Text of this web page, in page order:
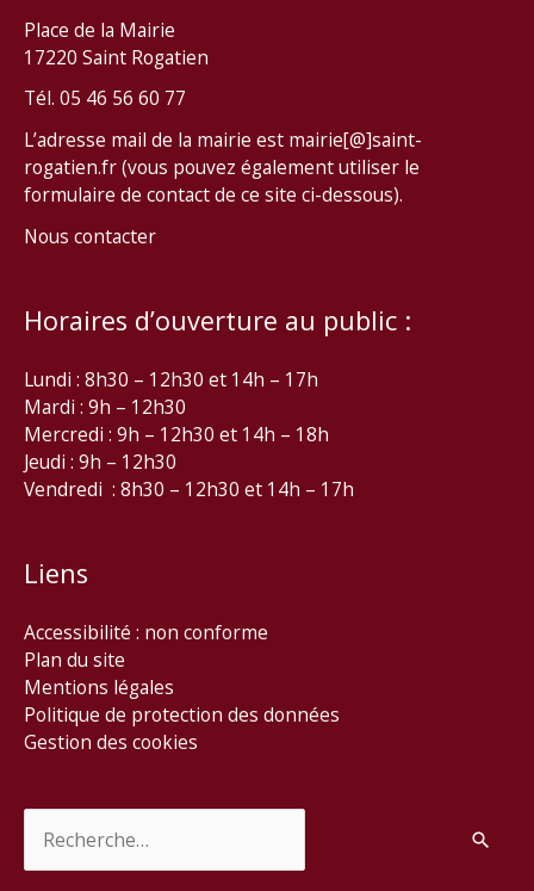
Place de la Mairie
17220 Saint Rogatien
Tél. 05 46 56 60 77
L’adresse mail de la mairie est mairie[@]saint-
rogatien.fr (vous pouvez également utiliser le
formulaire de contact de ce site ci-dessous).
Nous contacter
Horaires d’ouverture au public :
Lundi : 8h30 – 12h30 et 14h – 17h
Mardi : 9h – 12h30
Mercredi : 9h – 12h30 et 14h – 18h
Jeudi : 9h – 12h30
Vendredi : 8h30 – 12h30 et 14h – 17h
Liens
Accessibilité : non conforme
Plan du site
Mentions légales
Politique de protection des données
Gestion des cookies